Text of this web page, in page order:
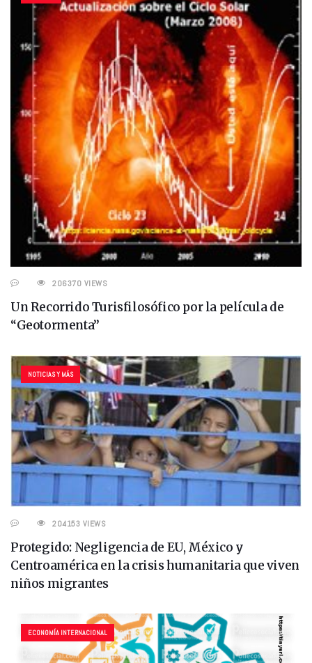
206370 VIEWS
Un Recorrido Turisfilosófico por la película de
“Geotormenta”
NOTICIAS Y MÁS
204153 VIEWS
Protegido: Negligencia de EU, México y
Centroamérica en la crisis humanitaria que viven
niños migrantes
ECONOMÍA INTERNACIONAL